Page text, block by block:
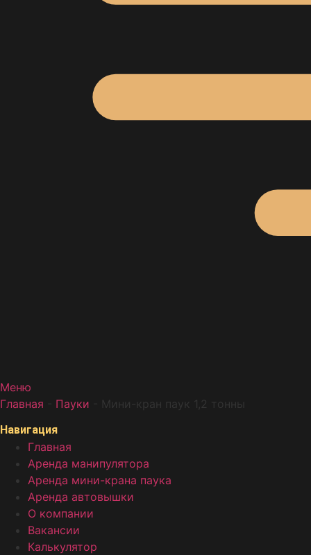
Меню
Главная
Пауки Мини-кран паук 1,2 тонны
Навигация
Главная
Аренда манипулятора
Аренда мини-крана паука
Аренда автовышки
О компании
Вакансии
Калькулятор